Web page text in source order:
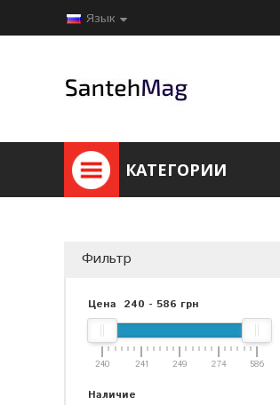
Язык
КАТЕГОРИИ
Фильтр
Цена 240 - 586 грн
240 241 249 274 586
Наличие